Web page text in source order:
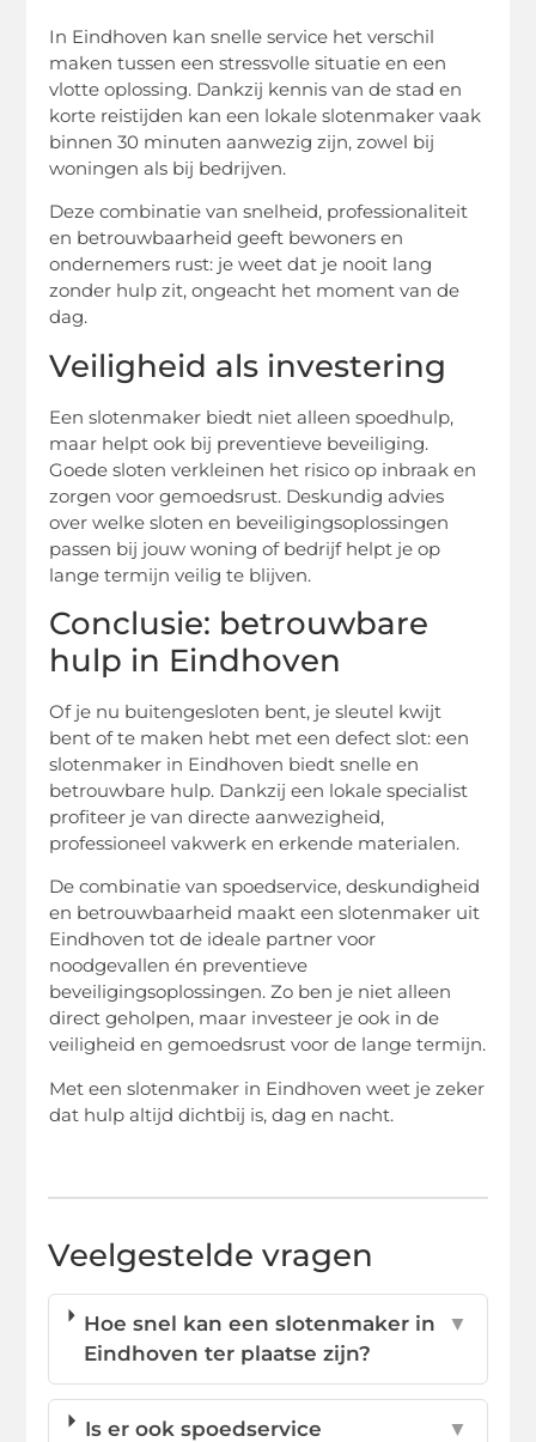
In Eindhoven kan snelle service het verschil
maken tussen een stressvolle situatie en een
vlotte oplossing. Dankzij kennis van de stad en
korte reistijden kan een lokale slotenmaker vaak
binnen 30 minuten aanwezig zijn, zowel bij
woningen als bij bedrijven.
Deze combinatie van snelheid, professionaliteit
en betrouwbaarheid geeft bewoners en
ondernemers rust: je weet dat je nooit lang
zonder hulp zit, ongeacht het moment van de
dag.
Veiligheid als investering
Een slotenmaker biedt niet alleen spoedhulp,
maar helpt ook bij preventieve beveiliging.
Goede sloten verkleinen het risico op inbraak en
zorgen voor gemoedsrust. Deskundig advies
over welke sloten en beveiligingsoplossingen
passen bij jouw woning of bedrijf helpt je op
lange termijn veilig te blijven.
Conclusie: betrouwbare
hulp in Eindhoven
Of je nu buitengesloten bent, je sleutel kwijt
bent of te maken hebt met een defect slot: een
slotenmaker in Eindhoven biedt snelle en
betrouwbare hulp. Dankzij een lokale specialist
profiteer je van directe aanwezigheid,
professioneel vakwerk en erkende materialen.
De combinatie van spoedservice, deskundigheid
en betrouwbaarheid maakt een slotenmaker uit
Eindhoven tot de ideale partner voor
noodgevallen én preventieve
beveiligingsoplossingen. Zo ben je niet alleen
direct geholpen, maar investeer je ook in de
veiligheid en gemoedsrust voor de lange termijn.
Met een slotenmaker in Eindhoven weet je zeker
dat hulp altijd dichtbij is, dag en nacht.
Veelgestelde vragen
Hoe snel kan een slotenmaker in
Eindhoven ter plaatse zijn?
▼
Is er ook spoedservice
▼